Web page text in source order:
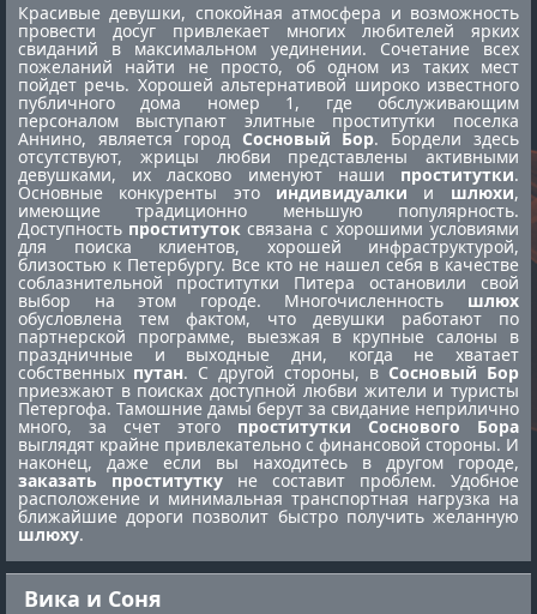
Вика и Соня
Красивые девушки, спокойная атмосфера и возможность
провести досуг привлекает многих любителей ярких
свиданий в максимальном уединении. Сочетание всех
пожеланий найти не просто, об одном из таких мест
пойдет речь. Хорошей альтернативой широко известного
публичного дома номер 1, где обслуживающим
персоналом выступают элитные проститутки поселка
Аннино, является город Сосновый Бор. Бордели здесь
отсутствуют, жрицы любви представлены активными
девушками, их ласково именуют наши проститутки.
Основные конкуренты это индивидуалки и шлюхи,
имеющие традиционно меньшую популярность.
Доступность проституток
для поиска клиентов, хорошей инфраструктурой,
близостью к Петербургу. Все кто не нашел себя в качестве
соблазнительной проститутки Питера
выбор на этом городе. Многочисленность шлюх
обусловлена тем фактом, что девушки работают по
партнерской программе, выезжая в крупные салоны в
праздничные и выходные дни, когда не хватает
собственных путан. С другой стороны, в Сосновый Бор
приезжают в поисках доступной любви жители и туристы
Петергофа. Тамошние дамы берут за свидание неприлично
много, за счет этого проститутки Соснового Бора
выглядят крайне привлекательно с финансовой стороны. И
наконец, даже если вы находитесь в другом городе,
заказать проститутку не составит проблем. Удобное
расположение и минимальная транспортная нагрузка на
ближайшие дороги позволит быстро получить желанную
шлюху.